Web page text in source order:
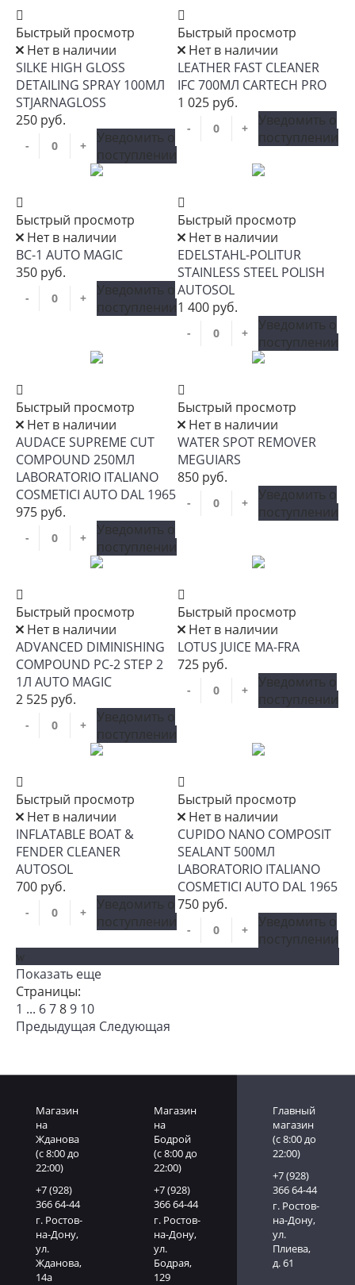
Быстрый просмотр
Нет в наличии
SILKE HIGH GLOSS
DETAILING SPRAY 100МЛ
STJARNAGLOSS
250 руб.
- +
Уведомить о
поступлении
Быстрый просмотр
Нет в наличии
LEATHER FAST CLEANER
IFC 700МЛ CARTECH PRO
1 025 руб.
- +
Уведомить о
поступлении
Быстрый просмотр
Нет в наличии
BC-1 AUTO MAGIC
350 руб.
- +
Уведомить о
поступлении
Быстрый просмотр
Нет в наличии
EDELSTAHL-POLITUR
STAINLESS STEEL POLISH
AUTOSOL
1 400 руб.
- +
Уведомить о
поступлении
Быстрый просмотр
Нет в наличии
AUDACE SUPREME CUT
COMPOUND 250МЛ
LABORATORIO ITALIANO
COSMETICI AUTO DAL 1965
975 руб.
- +
Уведомить о
поступлении
Быстрый просмотр
Нет в наличии
WATER SPOT REMOVER
MEGUIARS
850 руб.
- +
Уведомить о
поступлении
Быстрый просмотр
Нет в наличии
ADVANCED DIMINISHING
COMPOUND PC-2 STEP 2
1Л AUTO MAGIC
2 525 руб.
- +
Уведомить о
поступлении
Быстрый просмотр
Нет в наличии
LOTUS JUICE MA-FRA
725 руб.
- +
Уведомить о
поступлении
Быстрый просмотр
Нет в наличии
INFLATABLE BOAT &
FENDER CLEANER
AUTOSOL
700 руб.
- +
Уведомить о
поступлении
Быстрый просмотр
Нет в наличии
CUPIDO NANO COMPOSIT
SEALANT 500МЛ
LABORATORIO ITALIANO
COSMETICI AUTO DAL 1965
750 руб.
- +
Уведомить о
поступлении
Показать еще
Страницы:
1 ... 6789 10
Предыдущая Следующая
Магазин
на
Жданова
(c 8:00 до
22:00)
+7 (928)
366 64-44
г. Ростов-
на-Дону,
ул.
Жданова,
14а
Магазин
на
Бодрой
(c 8:00 до
22:00)
+7 (928)
366 64-44
г. Ростов-
на-Дону,
ул.
Бодрая,
129
Главный
магазин
(c 8:00 до
22:00)
+7 (928)
366 64-44
г. Ростов-
на-Дону,
ул.
Плиева,
д. 61